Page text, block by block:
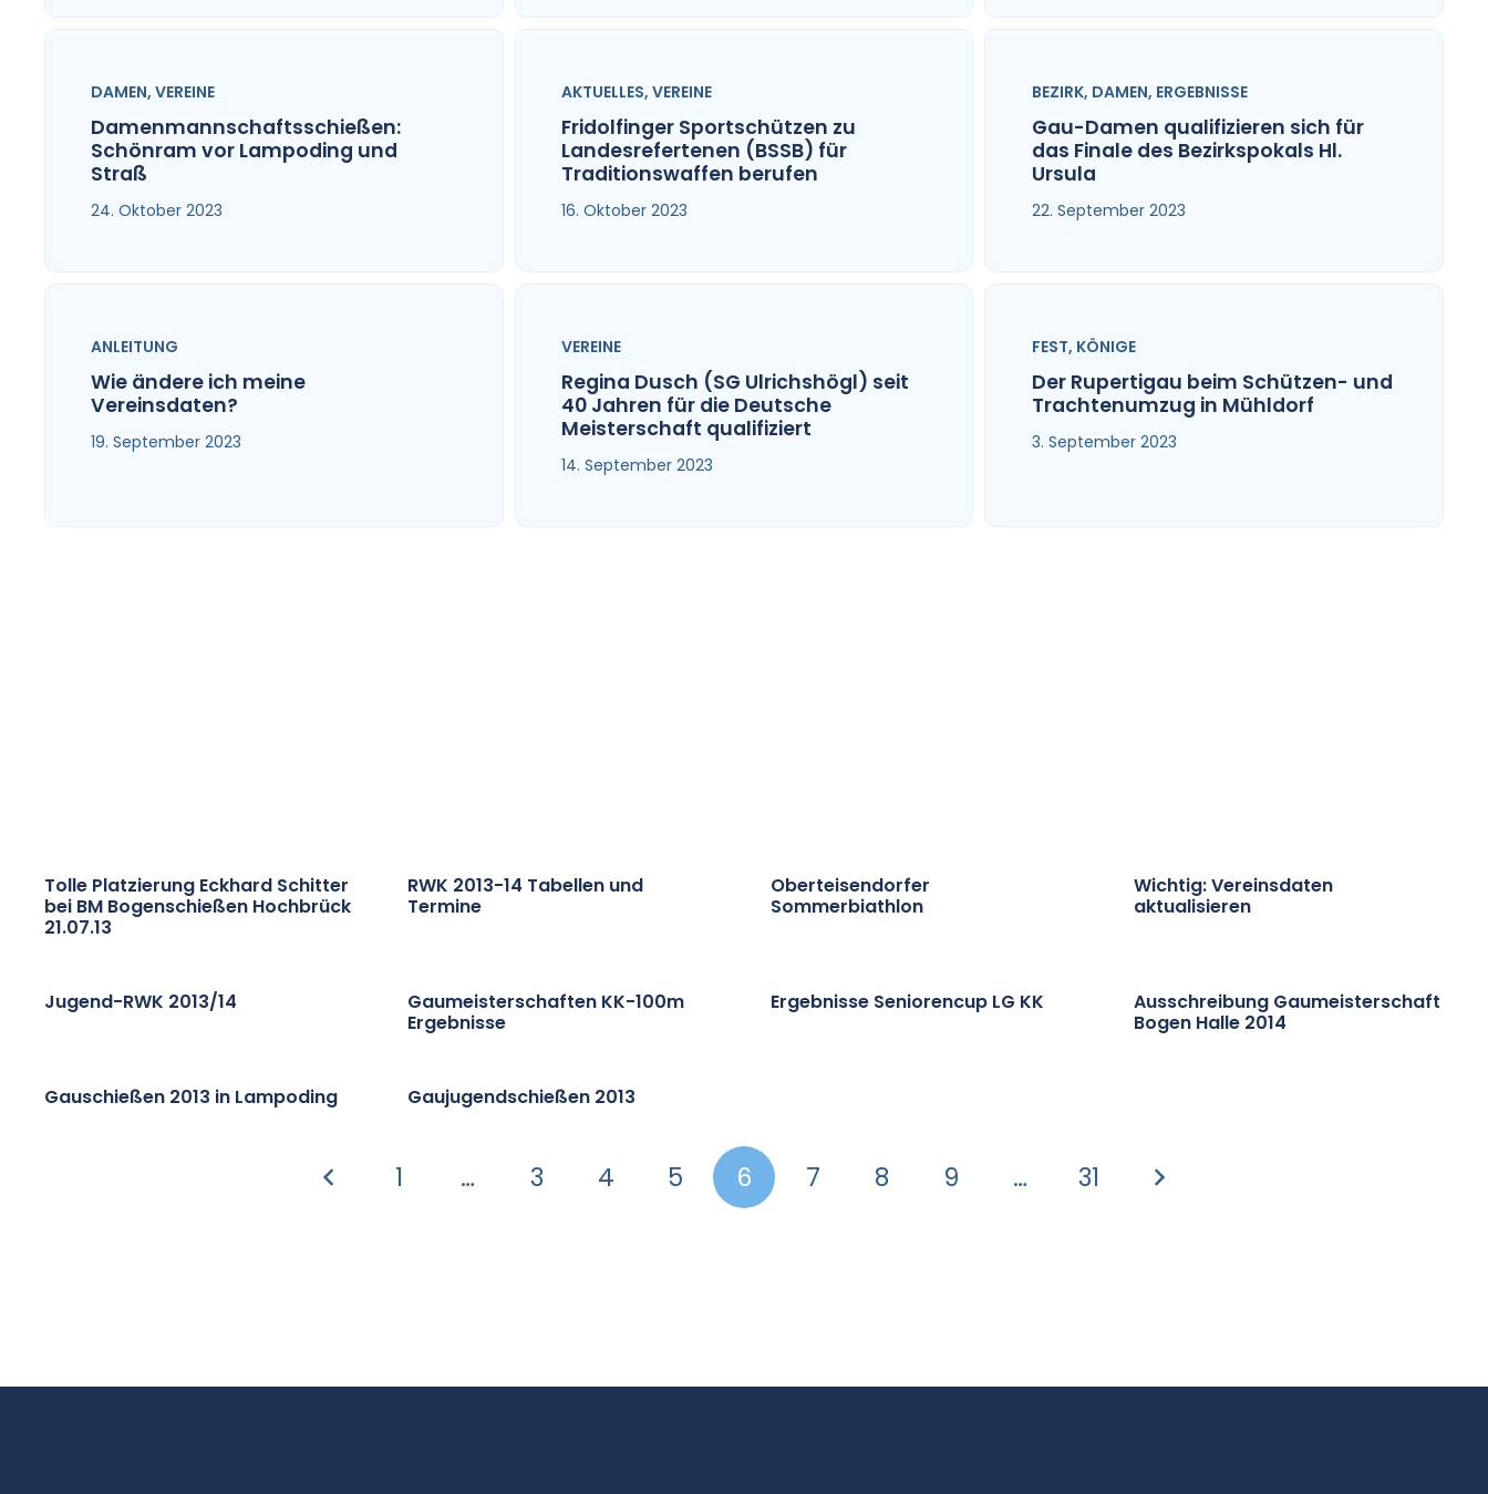
DAMEN,VEREINE
Damenmannschaftsschießen:
Schönram vor Lampoding und
Straß
24. Oktober 2023
AKTUELLES,VEREINE
Fridolfinger Sportschützen zu
Landesrefertenen (BSSB) für
Traditionswaffen berufen
16. Oktober 2023
BEZIRK, DAMEN, ERGEBNISSE
Gau-Damen qualifizieren sich für
das Finale des Bezirkspokals Hl.
Ursula
22. September 2023
ANLEITUNG
Wie ändere ich meine
Vereinsdaten?
19. September 2023
VEREINE
Regina Dusch (SG Ulrichshögl) seit
40 Jahren für die Deutsche
Meisterschaft qualifiziert
14. September 2023
FEST, KÖNIGE
Der Rupertigau beim Schützen- und
Trachtenumzug in Mühldorf
3. September 2023
Tolle Platzierung Eckhard Schitter
bei BM Bogenschießen Hochbrück
21.07.13
RWK 2013-14 Tabellen und
Termine
Oberteisendorfer
Sommerbiathlon
Wichtig: Vereinsdaten
aktualisieren
Jugend-RWK 2013/14
Gaumeisterschaften KK-100m
Ergebnisse
Ergebnisse Seniorencup LG KK
Ausschreibung Gaumeisterschaft
Bogen Halle 2014
Gauschießen 2013 in Lampoding Gaujugendschießen 2013
1 … 3 4 5 6 7 8 9 … 31